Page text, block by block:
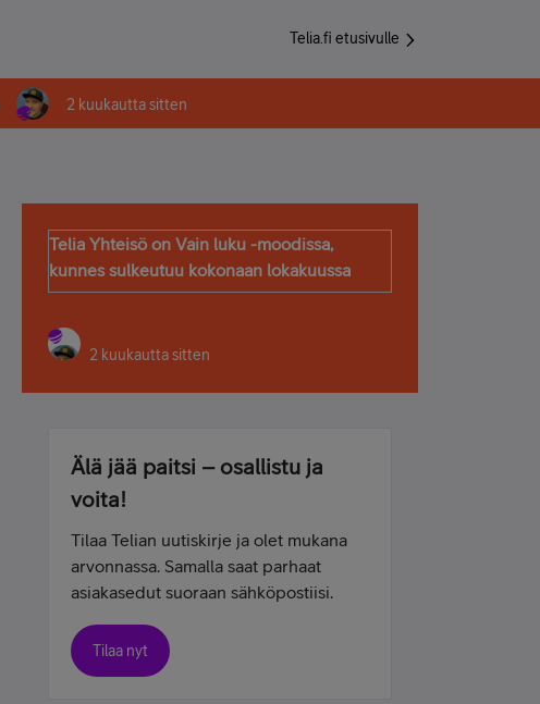
Telia.fi etusivulle
2 kuukautta sitten
Telia Yhteisö on Vain luku -moodissa,
kunnes sulkeutuu kokonaan lokakuussa
2 kuukautta sitten
Älä jää paitsi – osallistu ja
voita!
Tilaa Telian uutiskirje ja olet mukana
arvonnassa. Samalla saat parhaat
asiakasedut suoraan sähköpostiisi.
Tilaa nyt